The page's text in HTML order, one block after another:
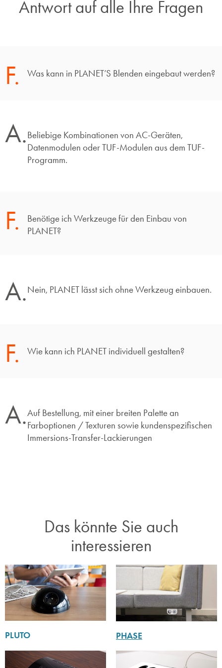
Antwort auf alle Ihre Fragen​
F. Was kann in PLANET’S Blenden eingebaut werden?
A.Beliebige Kombinationen von AC-Geräten,
Datenmodulen oder TUF-Modulen aus dem TUF-
Programm.
F.
Benötige ich Werkzeuge für den Einbau von
PLANET?
A.Nein, PLANET lässt sich ohne Werkzeug einbauen.
F. Wie kann ich PLANET individuell gestalten?
A.Auf Bestellung, mit einer breiten Palette an
Farboptionen / Texturen sowie kundenspezifischen
Immersions-Transfer-Lackierungen
Das könnte Sie auch
interessieren​
PLUTO PHASE